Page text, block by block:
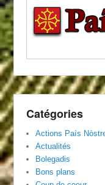
Catégories
Actions País
Actualités
Bolegadis
Bons plans